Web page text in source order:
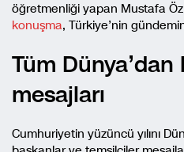
öğretmenliği yapan Mustafa
konuşma, Türkiye’nin
Tüm
mesajları
Cumhuriyetin yüzüncü yılını